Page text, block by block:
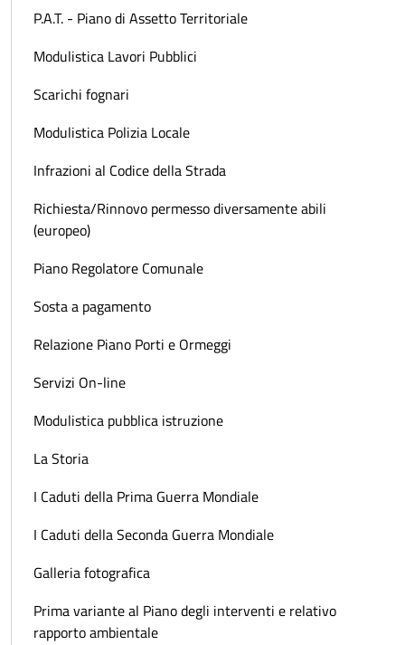
P.A.T. - Piano di Assetto Territoriale
Modulistica Lavori Pubblici
Scarichi fognari
Modulistica Polizia Locale
Infrazioni al Codice della Strada
Richiesta/Rinnovo permesso diversamente abili
(europeo)
Piano Regolatore Comunale
Sosta a pagamento
Relazione Piano Porti e Ormeggi
Servizi On-line
Modulistica pubblica istruzione
La Storia
I Caduti della Prima Guerra Mondiale
I Caduti della Seconda Guerra Mondiale
Galleria fotografica
Prima variante al Piano degli interventi e relativo
rapporto ambientale